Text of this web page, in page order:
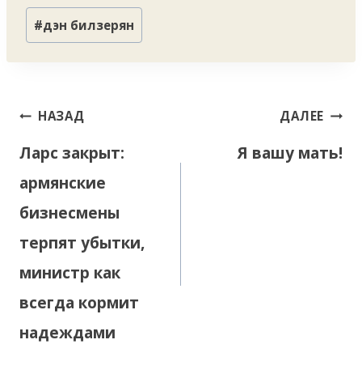
Метки
записи:
#дэн билзерян
Навигация
записям
НАЗАД
Ларс закрыт:
армянские
бизнесмены
терпят убытки,
министр как
всегда кормит
надеждами
ДАЛЕЕ
Я вашу мать!